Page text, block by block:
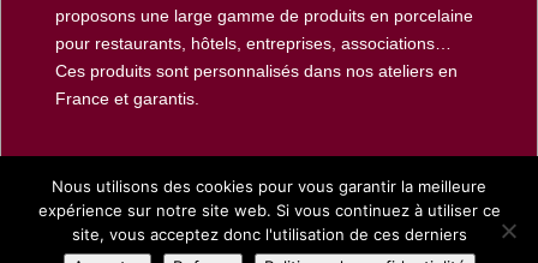
proposons une large gamme de produits en porcelaine
pour restaurants, hôtels, entreprises, associations…
Ces produits sont personnalisés dans nos ateliers en
France et garantis.
Copyright © porcelaine-publicitaire.fr 2002-2025, Tous
Nous utilisons des cookies pour vous garantir la meilleure
expérience sur notre site web. Si vous continuez à utiliser ce
site, vous acceptez donc l'utilisation de ces derniers